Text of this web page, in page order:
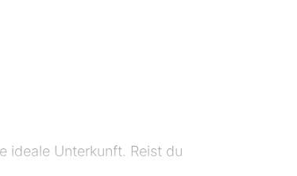
ideale Unterkunft. Reist du